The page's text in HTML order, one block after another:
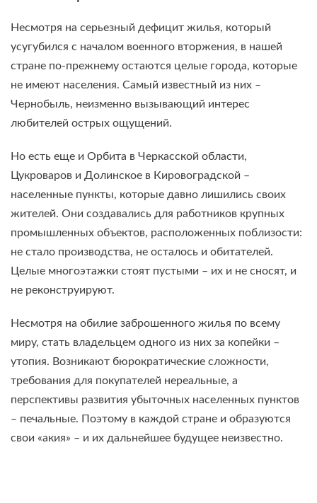
Несмотря на серьезный дефицит жилья, который
усугубился с началом военного вторжения, в нашей
стране по-прежнему остаются целые города, которые
не имеют населения. Самый известный из них –
Чернобыль, неизменно вызывающий интерес
любителей острых ощущений.
Но есть еще и Орбита в Черкасской области,
Цукроваров и Долинское в Кировоградской –
населенные пункты, которые давно лишились своих
жителей. Они создавались для работников крупных
промышленных объектов, расположенных поблизости:
не стало производства, не осталось и обитателей.
Целые многоэтажки стоят пустыми – их и не сносят, и
не реконструируют.
Несмотря на обилие заброшенного жилья по всему
миру, стать владельцем одного из них за копейки –
утопия. Возникают бюрократические сложности,
требования для покупателей нереальные, а
перспективы развития убыточных населенных пунктов
– печальные. Поэтому в каждой стране и образуются
свои «акия» – и их дальнейшее будущее неизвестно.